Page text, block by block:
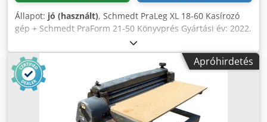
Állapot: jó (használt), Schmedt PraLeg XL 18-60 Kasírozó
gép + Schmedt PraForm 21-50 Könyvprés Gyártási év: 2022.
Schmedt PraLeg XL 18-60 Könyvakasztó Gép jó állapotban,
azonnal üzembe helyezhető. A gép a könyvtestet a már
előkészített keménytáblába helyezi. Két ragasztófej,
folyamatosan állítható ragasztóvastagság. Formátum: Blokk
magasság: 80 – 450 mm Blokk szélesség: 110 – 450 mm
Blokk vastagság: 2 – 80 mm Kapacitás: kb. 200 – 300 db/óra
Tápellátás: 230V Tömeg: 300 kg Gyártva Németországban.
Apróhirdetés